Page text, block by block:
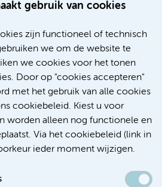
gebruik van cookies
zijn functioneel of technisch
we om de website te
we cookies voor het tonen
Door op "cookies accepteren"
met het gebruik van alle cookies
cookiebeleid. Kiest u voor
worden alleen nog functionele en
Via het cookiebeleid (link in
ieder moment wijzigen.
verbeteren
Meer